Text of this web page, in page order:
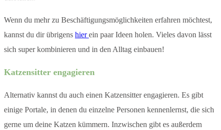
Wenn du mehr zu Beschäftigungsmöglichkeiten erfahren möchtest,
kannst du dir übrigens hierein paar Ideen holen. Vieles davon lässt
sich super kombinieren und in den Alltag einbauen!
Katzensitter engagieren​
Alternativ kannst du auch einen Katzensitter engagieren. Es gibt
einige Portale, in denen du einzelne Personen kennenlernst, die sich
gerne um deine Katzen kümmern. Inzwischen gibt es außerdem